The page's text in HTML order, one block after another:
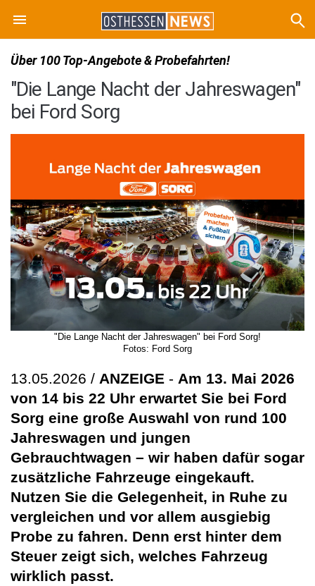
Über 100 Top-Angebote & Probefahrten!
"Die Lange Nacht der Jahreswagen"
bei Ford Sorg
"Die Lange Nacht der Jahreswagen" bei Ford Sorg!
Fotos: Ford Sorg
13.05.2026 / ANZEIGE - Am 13. Mai 2026
von 14 bis 22 Uhr erwartet Sie bei Ford
Sorg eine große Auswahl von rund 100
Jahreswagen und jungen
Gebrauchtwagen – wir haben dafür sogar
zusätzliche Fahrzeuge eingekauft.
Nutzen Sie die Gelegenheit, in Ruhe zu
vergleichen und vor allem ausgiebig
Probe zu fahren. Denn erst hinter dem
Steuer zeigt sich, welches Fahrzeug
wirklich passt.